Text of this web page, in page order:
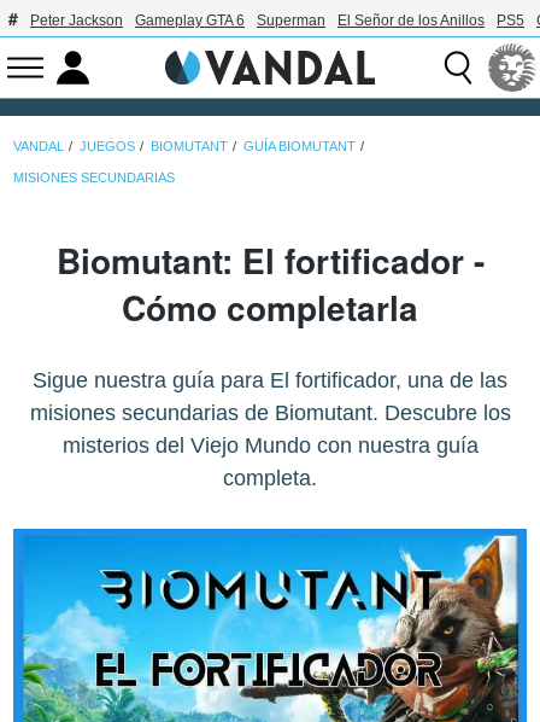
Peter Jackson Gameplay GTA 6 Superman El Señor de los Anillos PS5
VANDAL JUEGOS BIOMUTANT GUÍA BIOMUTANT
MISIONES SECUNDARIAS
Biomutant: El fortificador -
Cómo completarla
Sigue nuestra guía para El fortificador, una de las
misiones secundarias de Biomutant. Descubre los
misterios del Viejo Mundo con nuestra guía
completa.